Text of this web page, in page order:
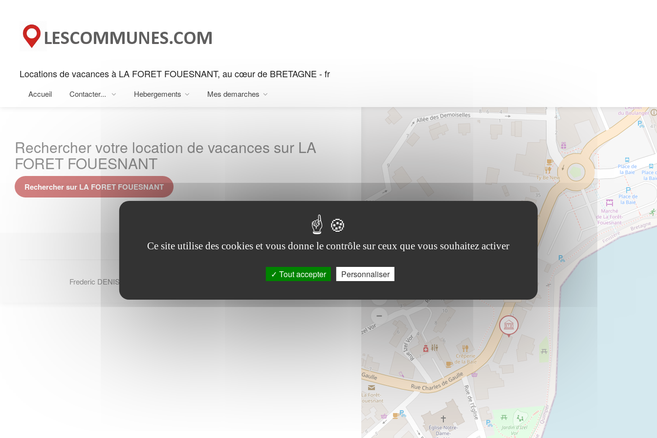
Locations de vacances à LA FORET FOUESNANT, au cœur de BRETAGNE - fr
Accueil Contacter... Hebergements Mes demarches
Rechercher votre location de vacances sur LA
FORET FOUESNANT
Rechercher sur LA FORET FOUESNANT
Frederic DENIS - © Tous droits reserves 2007-2026 Mentions legales
Ce site utilise des cookies et vous donne le contrôle sur ceux que vous souhaitez activer
Tout accepter Personnaliser